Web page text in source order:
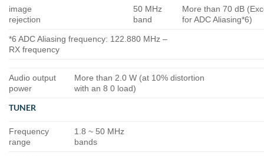
image
rejection
50 MHz
band
More than 70 dB
for ADC Aliasing*6)
*6 ADC Aliasing frequency: 122.880 MHz –
RX frequency
Audio output
power
More than 2.0 W (at 10% distortion
with an 8 0 load)
TUNER
Frequency
range
1.8 ~ 50 MHz
bands